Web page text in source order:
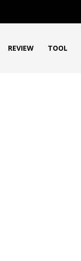
REVIEW TOOL